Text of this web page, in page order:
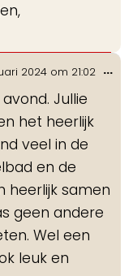
2024 om 21:02
Jullie
het heerlijk
veel in de
en de
heerlijk samen
geen andere
Wel een
leuk en
...